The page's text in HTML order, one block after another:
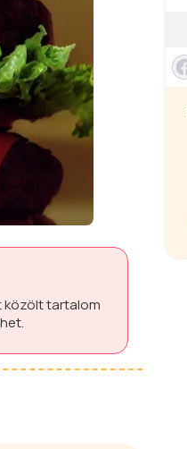
közölt tartalom